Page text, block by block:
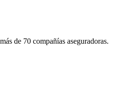
de 70 compañías aseguradoras.